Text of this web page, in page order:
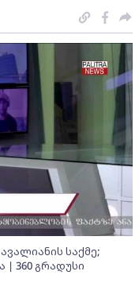
საქმე;
| 360 გრადუსი